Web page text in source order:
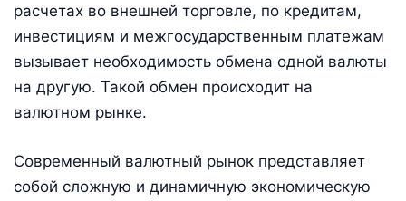
расчетах во внешней торговле, по кредитам,
инвестициям и межгосударственным платежам
вызывает необходимость обмена одной валюты
на другую. Такой обмен происходит на
валютном рынке.
Современный валютный рынок представляет
собой сложную и динамичную экономическую